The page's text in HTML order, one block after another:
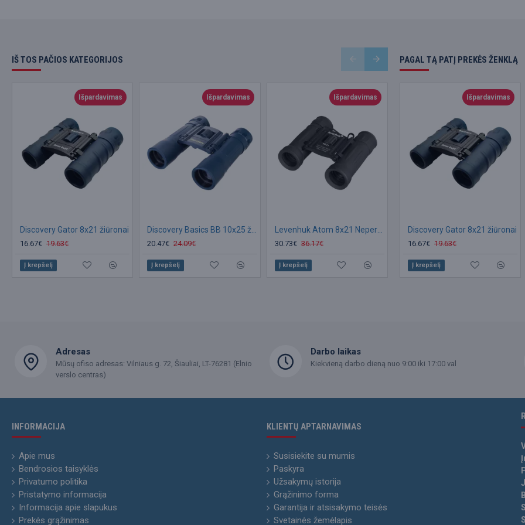
IŠ TOS PAČIOS KATEGORIJOS
Išpardavimas
Discovery Gator 8x21 žiūronai
16.67€ 19.63€
Į krepšelį
Išpardavimas
20.47€ 24.09€
Į krepšelį
Išpardavimas
Levenhuk Atom 8x21 Neperšlampami Kišeniniai Žiūronai
30.73€ 36.17€
Į krepšelį
Išpardavimas
Discovery Gator 10x25 žiūronai
19.44€ 22.88€
Į krepšelį
PAGAL TĄ PATĮ PREKĖS ŽENKLĄ
Išpardavimas
Discovery Gator 8x21 žiūronai
16.67€ 19.63€
Į krepšelį
Adresas
Mūsų ofiso adresas: Vilniaus g. 72, Šiauliai, LT-76281 (Elnio
verslo centras)
Darbo laikas
Kiekvieną darbo dieną nuo 9:00 iki 17:00 val
INFORMACIJA
Apie mus
Bendrosios taisyklės
Privatumo politika
Pristatymo informacija
Informacija apie slapukus
Prekės grąžinimas
KLIENTŲ APTARNAVIMAS
Susisiekite su mumis
Paskyra
Užsakymų istorija
Grąžinimo forma
Garantija ir atsisakymo teisės
Svetainės žemėlapis